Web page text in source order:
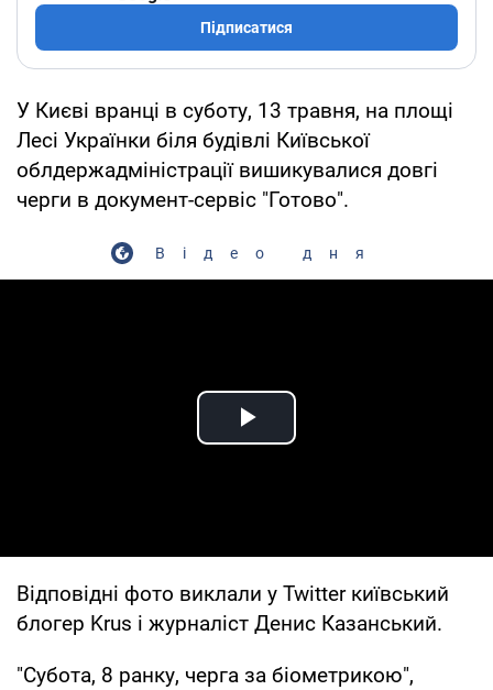
Підписатися
У Києві вранці в суботу, 13 травня, на площі
Лесі Українки біля будівлі Київської
облдержадміністрації вишикувалися довгі
черги в документ-сервіс "Готово".
Відео дня
Play Video
Відповідні фото виклали у Twitter київський
блогер Krus і журналіст Денис Казанський.
"Субота, 8 ранку, черга за біометрикою",